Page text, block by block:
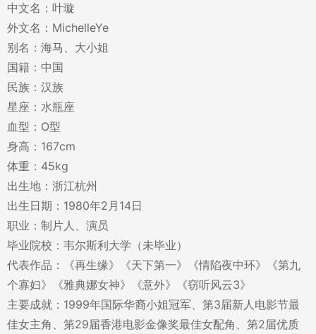
中文名：叶璇
外文名：MichelleYe
别名：海马、大小姐
国籍：中国
民族：汉族
星座：水瓶座
血型：O型
身高：167cm
体重：45kg
出生地：浙江杭州
出生日期：1980年2月14日
职业：制片人、演员
毕业院校：韦尔斯利大学（未毕业）
代表作品：《再生缘》《天下第一》《情陷夜中环》《第九
个寡妇》《雅典娜女神》《意外》《窃听风云3》
主要成就：1999年国际华裔小姐冠军、第3届新人电影节最
佳女主角、第29届香港电影金像奖最佳女配角、第2届优质